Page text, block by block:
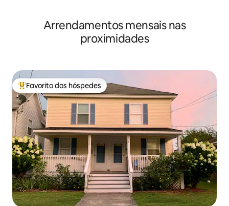
Arrendamentos mensais nas
proximidades
Favoritos dos hóspedes mais apreciados
Favorito dos hóspedes